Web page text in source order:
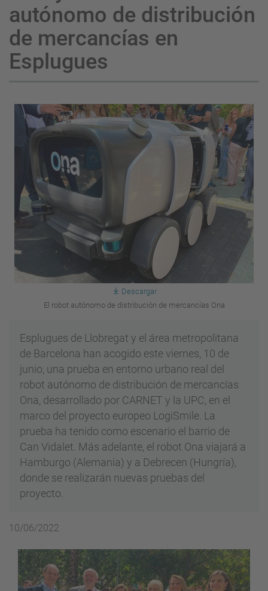
autónomo de distribución
de mercancías en
Esplugues
Descargar
El robot autónomo de distribución de mercancías Ona
Esplugues de Llobregat y el área metropolitana
de Barcelona han acogido este viernes, 10 de
junio, una prueba en entorno urbano real del
robot autónomo de distribución de mercancías
Ona, desarrollado por CARNET y la UPC, en el
marco del proyecto europeo LogiSmile. La
prueba ha tenido como escenario el barrio de
Can Vidalet. Más adelante, el robot Ona viajará a
Hamburgo (Alemania) y a Debrecen (Hungría),
donde se realizarán nuevas pruebas del
proyecto.
10/06/2022